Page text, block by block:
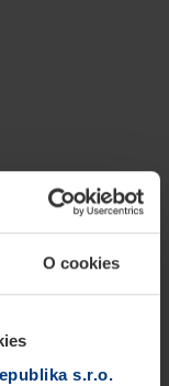
O cookies
s.r.o.